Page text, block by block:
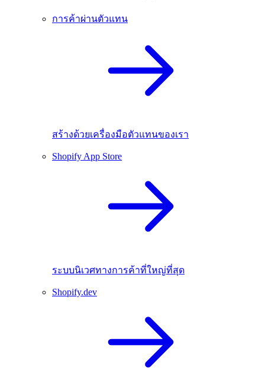
การค้าผ่านตัวแทน
สร้างด้วยเครื่องมือตัวแทนของเรา
Shopify App Store
ระบบนิเวศทางการค้าที่ใหญ่ที่สุด
Shopify.dev